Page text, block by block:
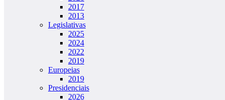
2017
2013
Legislativas
2025
2024
2022
2019
Europeias
2019
Presidenciais
2026